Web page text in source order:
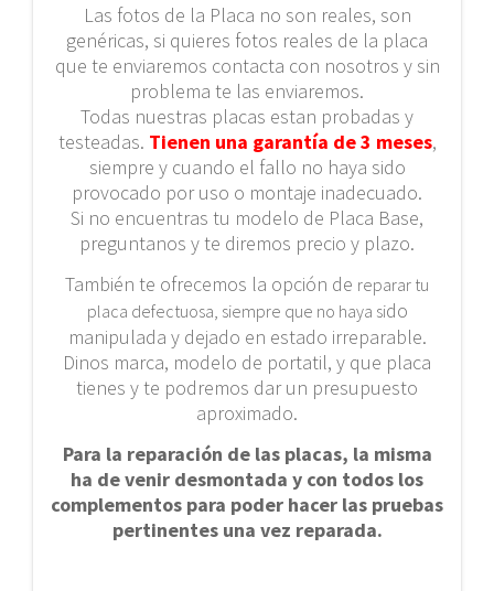
Las fotos de la Placa no son reales, son
genéricas, si quieres fotos reales de la placa
que te enviaremos contacta con nosotros y sin
problema te las enviaremos.
Todas nuestras placas estan probadas y
testeadas. Tienen una garantía de 3 meses,
siempre y cuando el fallo no haya sido
provocado por uso o montaje inadecuado.
Si no encuentras tu modelo de Placa Base,
preguntanos y te diremos precio y plazo.
También te ofrecemos la opción de reparar tu
placa defectuosa, siempre que no haya sido
manipulada y dejado en estado irreparable.
Dinos marca, modelo de portatil, y que placa
tienes y te podremos dar un presupuesto
aproximado.
Para la reparación de las placas, la misma
ha de venir desmontada y con todos los
complementos para poder hacer las pruebas
pertinentes una vez reparada.